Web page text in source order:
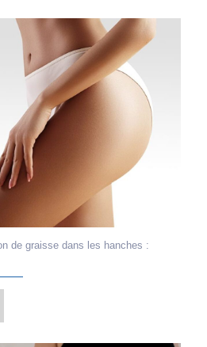
de graisse dans les hanches :